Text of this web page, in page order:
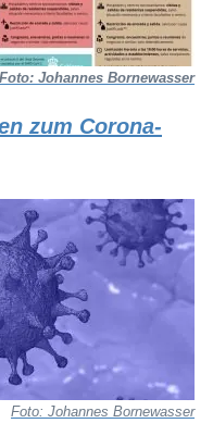
Foto: Johannes Bornewasser
zum Corona-
Foto: Johannes Bornewasser